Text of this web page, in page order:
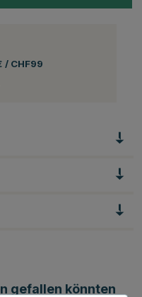
/ CHF99
gefallen könnten